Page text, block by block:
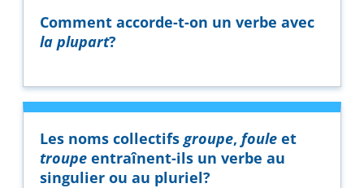
Comment accorde-t-on un verbe avec
la plupart?
Les noms collectifs groupe, foule et
troupe entraînent-ils un verbe au
singulier ou au pluriel?